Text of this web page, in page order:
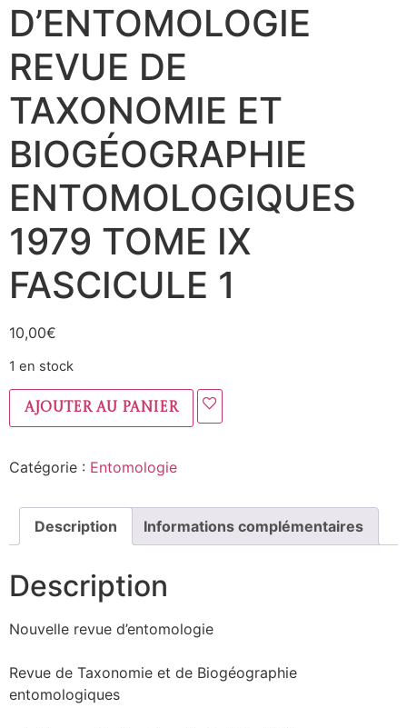
D’ENTOMOLOGIE
REVUE DE
TAXONOMIE ET
BIOGÉOGRAPHIE
ENTOMOLOGIQUES
1979 TOME IX
FASCICULE 1
10,00€
1 en stock
Ajouter au panier
Catégorie : Entomologie
Description Informations complémentaires
Description
Nouvelle revue d’entomologie
Revue de Taxonomie et de Biogéographie
entomologiques